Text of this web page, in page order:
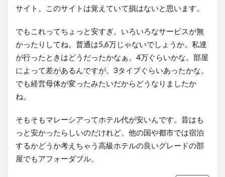
サイト。このサイトは覚えていて損はないと思います。
でもこれってちょっと安すぎ。いろいろなサービスが無
かったりしてね。普通は5,6万じゃないでしょうか。私達
が行ったときはどうだったかなぁ。4万ぐらいかな。部屋
によって差があるんですが。3タイプぐらいあったかな。
でも経営母体が変ったみたいだからどうなりましたか
ね。
そもそもマレーシアってホテル代が安いんです。昔はも
っと安かったらしいのだけれど、他の国や都市では宿泊
するかどうか考えちゃう高級ホテルの良いグレードの部
屋でもアフォーダブル。